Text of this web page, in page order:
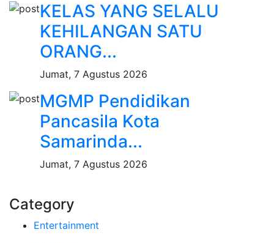
KELAS YANG SELALU
KEHILANGAN SATU
ORANG...
Jumat, 7 Agustus 2026
MGMP Pendidikan
Pancasila Kota
Samarinda...
Jumat, 7 Agustus 2026
Category
Entertainment